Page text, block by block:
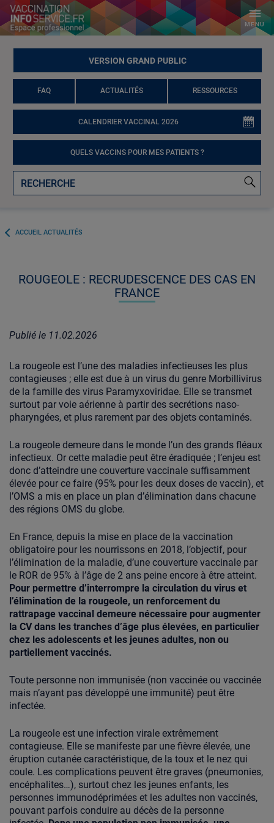
MENU
VERSION GRAND PUBLIC
FAQ ACTUALITÉS RESSOURCES
QUELS VACCINS POUR MES PATIENTS ?
CALENDRIER VACCINAL 2026
ACCUEIL ACTUALITÉS
ROUGEOLE : RECRUDESCENCE DES CAS EN
FRANCE
Publié le 11.02.2026
La rougeole est l’une des maladies infectieuses les plus
contagieuses ; elle est due à un virus du genre Morbillivirus
de la famille des virus Paramyxoviridae. Elle se transmet
surtout par voie aérienne à partir des secrétions naso-
pharyngées, et plus rarement par des objets contaminés.
La rougeole demeure dans le monde l’un des grands fléaux
infectieux. Or cette maladie peut être éradiquée ; l’enjeu est
donc d’atteindre une couverture vaccinale suffisamment
élevée pour ce faire (95% pour les deux doses de vaccin), et
l’OMS a mis en place un plan d’élimination dans chacune
des régions OMS du globe.
En France, depuis la mise en place de la vaccination
obligatoire pour les nourrissons en 2018, l’objectif, pour
l’élimination de la maladie, d’une couverture vaccinale par
le ROR de 95% à l’âge de 2 ans peine encore à être atteint.
Pour permettre d’interrompre la circulation du virus et
l’élimination de la rougeole, un renforcement du
rattrapage vaccinal demeure nécessaire pour augmenter
la CV dans les tranches d’âge plus élevées, en particulier
chez les adolescents et les jeunes adultes, non ou
partiellement vaccinés.
Toute personne non immunisée (non vaccinée ou vaccinée
mais n’ayant pas développé une immunité) peut être
infectée.
La rougeole est une infection virale extrêmement
contagieuse. Elle se manifeste par une fièvre élevée, une
éruption cutanée caractéristique, de la toux et le nez qui
coule. Les complications peuvent être graves (pneumonies,
encéphalites…), surtout chez les jeunes enfants, les
personnes immunodéprimées et les adultes non vaccinés,
pouvant parfois conduire au décès de la personne